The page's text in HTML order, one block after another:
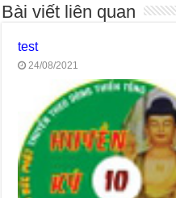
Bài viết liên quan
test
24/08/2021